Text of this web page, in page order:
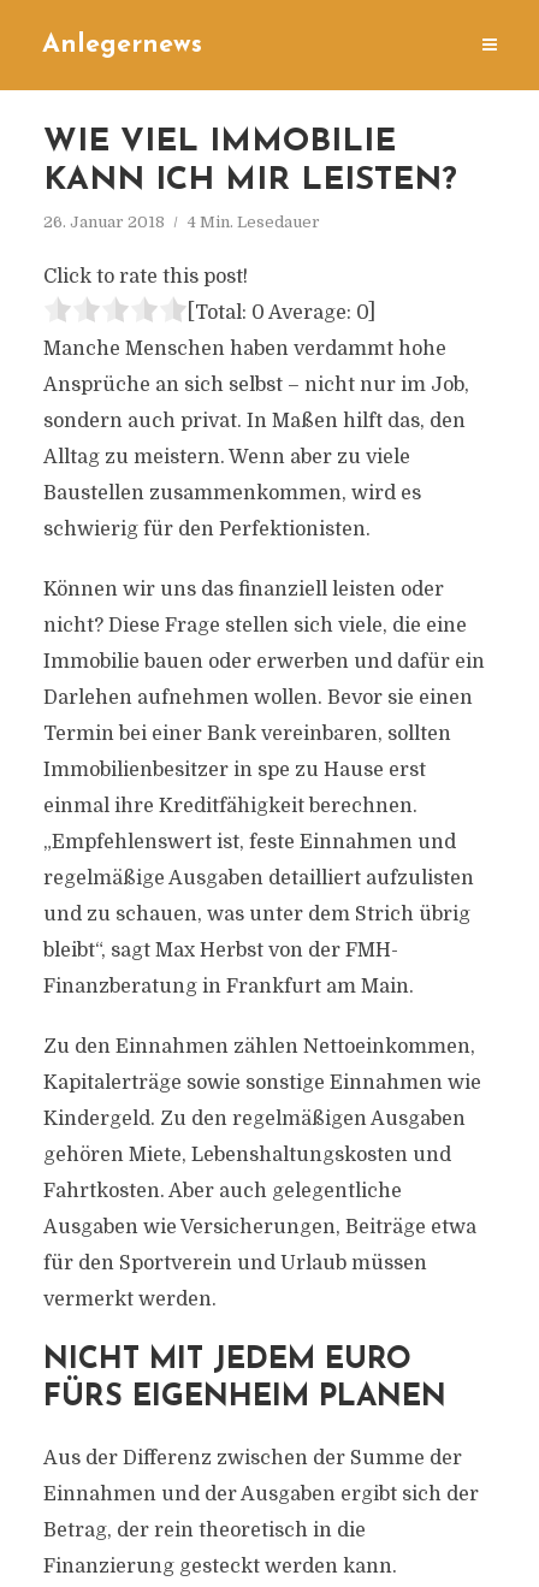
Anlegernews
WIE VIEL IMMOBILIE
KANN ICH MIR LEISTEN?
26. Januar 2018 4 Min. Lesedauer
Click to rate this post!
[Total: 0 Average: 0]
Manche Menschen haben verdammt hohe
Ansprüche an sich selbst – nicht nur im Job,
sondern auch privat. In Maßen hilft das, den
Alltag zu meistern. Wenn aber zu viele
Baustellen zusammenkommen, wird es
schwierig für den Perfektionisten.
Können wir uns das finanziell leisten oder
nicht? Diese Frage stellen sich viele, die eine
Immobilie bauen oder erwerben und dafür ein
Darlehen aufnehmen wollen. Bevor sie einen
Termin bei einer Bank vereinbaren, sollten
Immobilienbesitzer in spe zu Hause erst
einmal ihre Kreditfähigkeit berechnen.
„Empfehlenswert ist, feste Einnahmen und
regelmäßige Ausgaben detailliert aufzulisten
und zu schauen, was unter dem Strich übrig
bleibt“, sagt Max Herbst von der FMH-
Finanzberatung in Frankfurt am Main.
Zu den Einnahmen zählen Nettoeinkommen,
Kapitalerträge sowie sonstige Einnahmen wie
Kindergeld. Zu den regelmäßigen Ausgaben
gehören Miete, Lebenshaltungskosten und
Fahrtkosten. Aber auch gelegentliche
Ausgaben wie Versicherungen, Beiträge etwa
für den Sportverein und Urlaub müssen
vermerkt werden.
NICHT MIT JEDEM EURO
FÜRS EIGENHEIM PLANEN
Aus der Differenz zwischen der Summe der
Einnahmen und der Ausgaben ergibt sich der
Betrag, der rein theoretisch in die
Finanzierung gesteckt werden kann.